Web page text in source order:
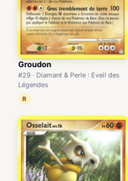
Groudon
#29 · Diamant & Perle : Eveil des
Légendes
R